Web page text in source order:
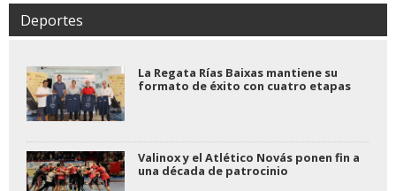
Deportes
La Regata Rías Baixas mantiene su
formato de éxito con cuatro etapas
Valinox y el Atlético Novás ponen fin a
una década de patrocinio